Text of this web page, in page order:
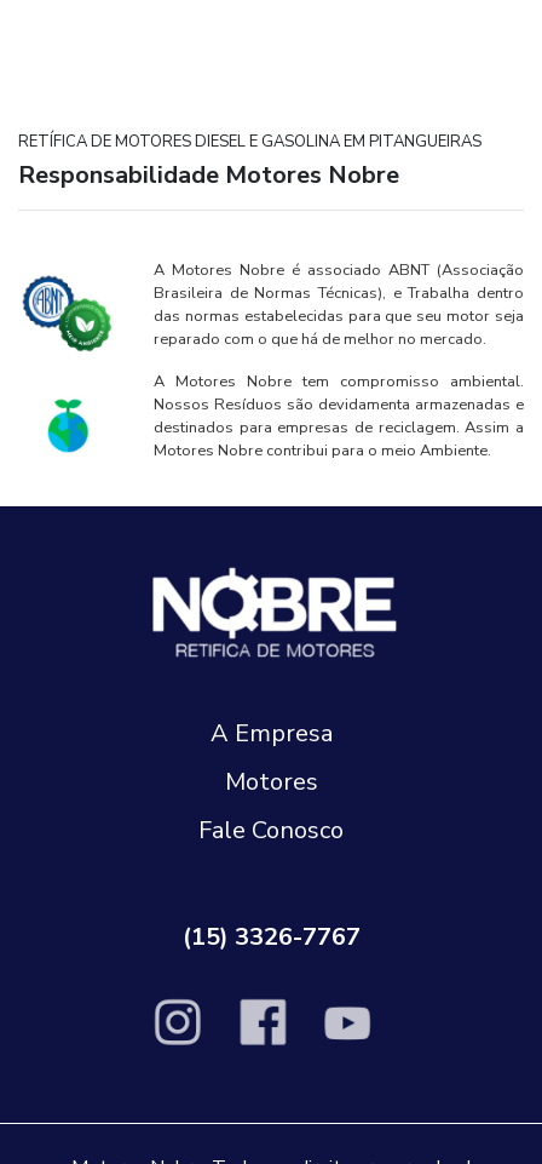
RETÍFICA DE MOTORES DIESEL E GASOLINA EM PITANGUEIRAS
Responsabilidade Motores Nobre
A Motores Nobre é associado ABNT (Associação
Brasileira de Normas Técnicas), e Trabalha dentro
das normas estabelecidas para que seu motor seja
reparado com o que há de melhor no mercado.
A Motores Nobre tem compromisso ambiental.
Nossos Resíduos são devidamenta armazenadas e
destinados para empresas de reciclagem. Assim a
Motores Nobre contribui para o meio Ambiente.
A Empresa
Motores
Fale Conosco
(15) 3326-7767